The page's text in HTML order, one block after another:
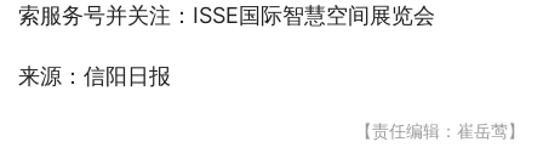
索服务号并关注：ISSE国际智慧空间展览会
来源：信阳日报
【责任编辑：崔岳莺】